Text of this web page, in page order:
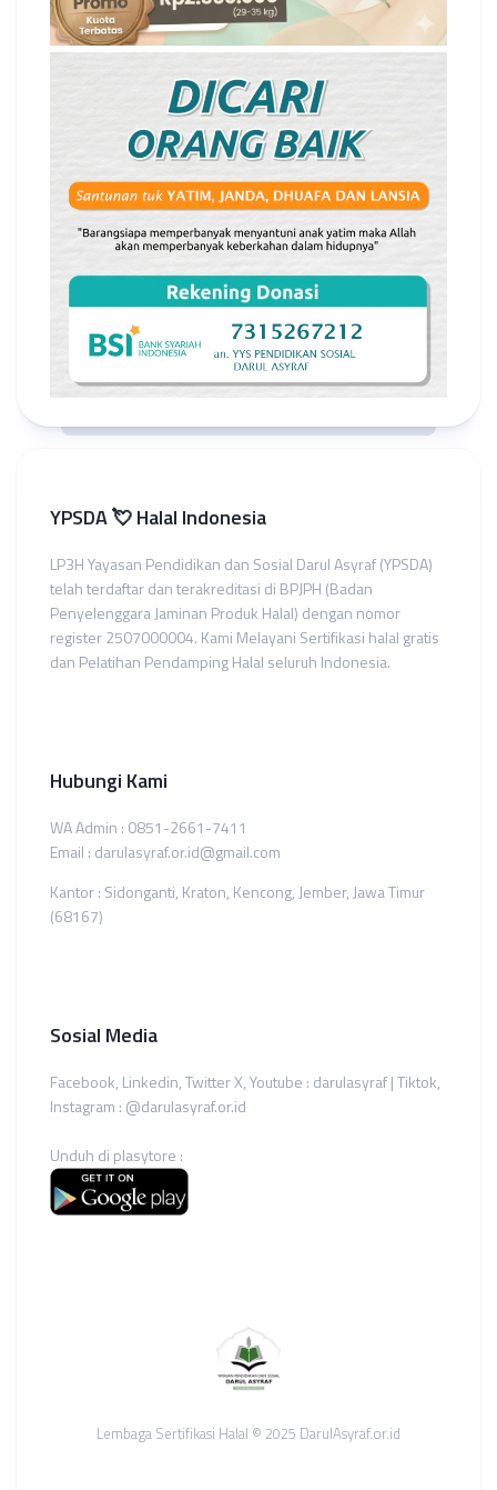
YPSDA 💘 Halal Indonesia
LP3H Yayasan Pendidikan dan Sosial Darul Asyraf (YPSDA)
telah terdaftar dan terakreditasi di BPJPH (Badan
Penyelenggara Jaminan Produk Halal) dengan nomor
register 2507000004. Kami Melayani Sertifikasi halal gratis
dan Pelatihan Pendamping Halal seluruh Indonesia.
Hubungi Kami
WA Admin : 0851-2661-7411
Email : darulasyraf.or.id@gmail.com
Kantor : Sidonganti, Kraton, Kencong, Jember, Jawa Timur
(68167)
Sosial Media
Facebook, Linkedin, Twitter X, Youtube : darulasyraf | Tiktok,
Instagram : @darulasyraf.or.id
Unduh di plasytore :
Lembaga Sertifikasi Halal © 2025 DarulAsyraf.or.id